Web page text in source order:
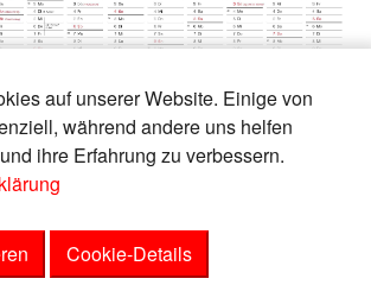
auf unserer Website. Einige von
während andere uns helfen
ihre Erfahrung zu verbessern.
Cookie-Details
2021